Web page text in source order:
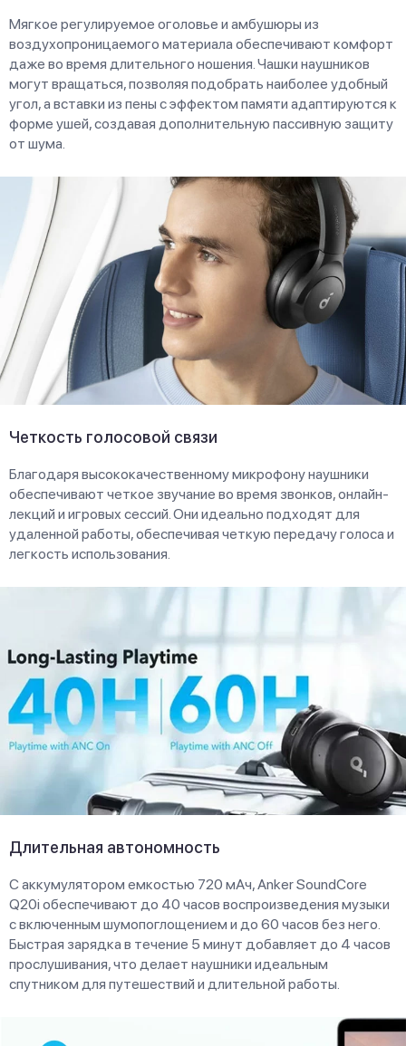
Мягкое регулируемое оголовье и амбушюры из
воздухопроницаемого материала обеспечивают комфорт
даже во время длительного ношения. Чашки наушников
могут вращаться, позволяя подобрать наиболее удобный
угол, а вставки из пены с эффектом памяти адаптируются к
форме ушей, создавая дополнительную пассивную защиту
от шума.
Четкость голосовой связи
Благодаря высококачественному микрофону наушники
обеспечивают четкое звучание во время звонков, онлайн-
лекций и игровых сессий. Они идеально подходят для
удаленной работы, обеспечивая четкую передачу голоса и
легкость использования.
Длительная автономность
С аккумулятором емкостью 720 мАч, Anker SoundCore
Q20i обеспечивают до 40 часов воспроизведения музыки
с включенным шумопоглощением и до 60 часов без него.
Быстрая зарядка в течение 5 минут добавляет до 4 часов
прослушивания, что делает наушники идеальным
спутником для путешествий и длительной работы.